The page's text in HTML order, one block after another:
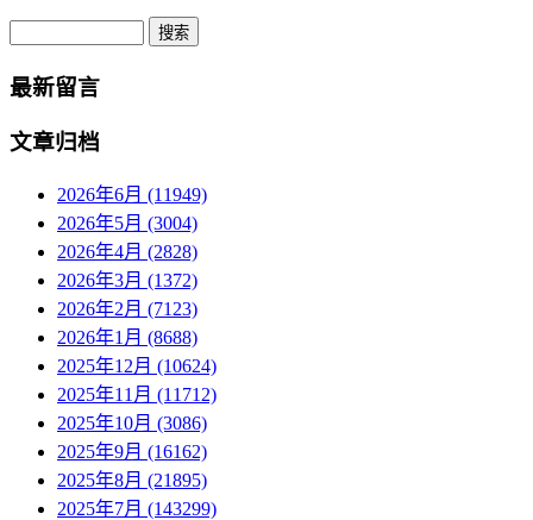
Search
最新留言
文章归档
2026年6月 (11949)
2026年5月 (3004)
2026年4月 (2828)
2026年3月 (1372)
2026年2月 (7123)
2026年1月 (8688)
2025年12月 (10624)
2025年11月 (11712)
2025年10月 (3086)
2025年9月 (16162)
2025年8月 (21895)
2025年7月 (143299)